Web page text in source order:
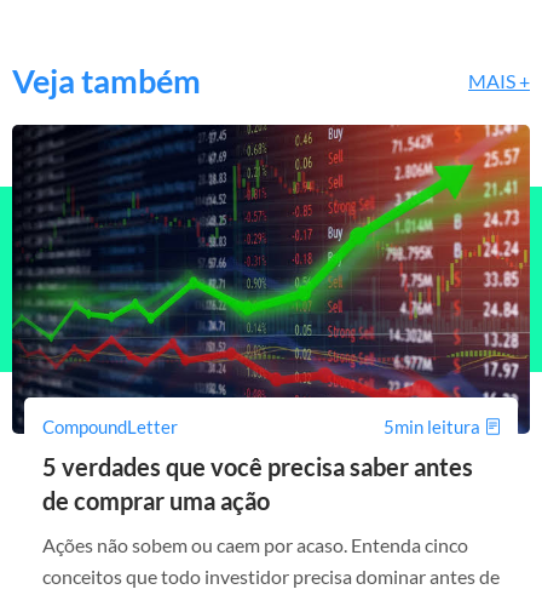
Veja também MAIS +
CompoundLetter 5min leitura
5 verdades que você precisa saber antes
de comprar uma ação
Ações não sobem ou caem por acaso. Entenda cinco
conceitos que todo investidor precisa dominar antes de